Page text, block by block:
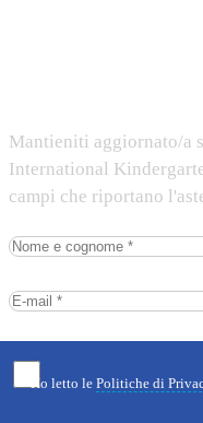
Mantieniti aggiornato/a
International
campi che riportano
Ho letto le Politiche di